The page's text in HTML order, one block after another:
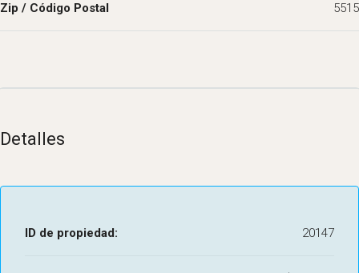
Zip / Código Postal 5515
Detalles
ID de propiedad: 20147